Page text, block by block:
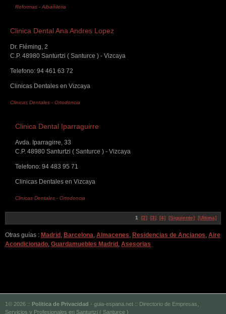
Reformas -Albañileria
Clinica Dental Ana Andres Lopez
Dr. Fléming, 2
C.P. 48980 Santurtzi ( Santurce ) - Vizcaya
Telefono: 94 461 63 72
Clinicas Dentales en Vizcaya
Clinicas Dentales - Ortodoncia
Clinica Dental Iparraguirre
Avda. Iparragirre, 33
C.P. 48980 Santurtzi ( Santurce ) - Vizcaya
Telefono: 94 483 95 71
Clinicas Dentales en Vizcaya
Clinicas Dentales - Ortodoncia
1 [2] [3] [4] [Siguiente] [Ultima]
Otras guías : Madrid , Barcelona, Almacenes, Residencias de Ancianos, Aire
Acondicionado, Guardamuebles Madrid , Asesorias
1© 2026 :: Politica de Privacidad - guia-espana.net :: Directorio de Empresas,
Servicios y Profesionales en Santurtzi ( Santurce )